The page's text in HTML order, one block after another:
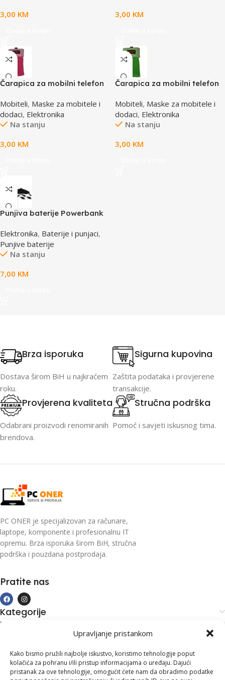
Upravljanje pristankom
Kako bismo pružili najbolje iskustvo, koristimo tehnologije poput
kolačića za pohranu i/ili pristup informacijama o uređaju. Dajući
pristanak za ove tehnologije, omogućit ćete nam da obradimo podatke
3,00 KM
3,00 KM
Čarapica za mobilni telefon
65x100mm
Mobiteli, Maske za mobitele i
dodaci, Elektronika
Na stanju
3,00 KM
Čarapica za mobilni telefon
65x100mm
Mobiteli, Maske za mobitele i
dodaci, Elektronika
Na stanju
3,00 KM
Punjiva baterije Powerbank
168267 MANHATTAN
Elektronika, Baterije i punjaci,
Punjive baterije
Na stanju
7,00 KM
Brza isporuka
Dostava širom BiH u najkraćem
roku.
Sigurna kupovina
Zaštita podataka i provjerene
transakcije.
Provjerena kvaliteta
Odabrani proizvodi renomiranih
brendova.
Stručna podrška
Pomoć i savjeti iskusnog tima.
PC ONER je specijalizovan za računare,
laptope, komponente i profesionalnu IT
opremu. Brza isporuka širom BiH, stručna
podrška i pouzdana postprodaja.
Pratite nas
Kategorije
Kupovina i podrška
Kontakt informacije
Branilaca Bosne, 75 300 Lukavac